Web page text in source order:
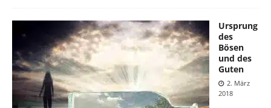
Ursprung
des
Bösen
und des
Guten
2. März
2018